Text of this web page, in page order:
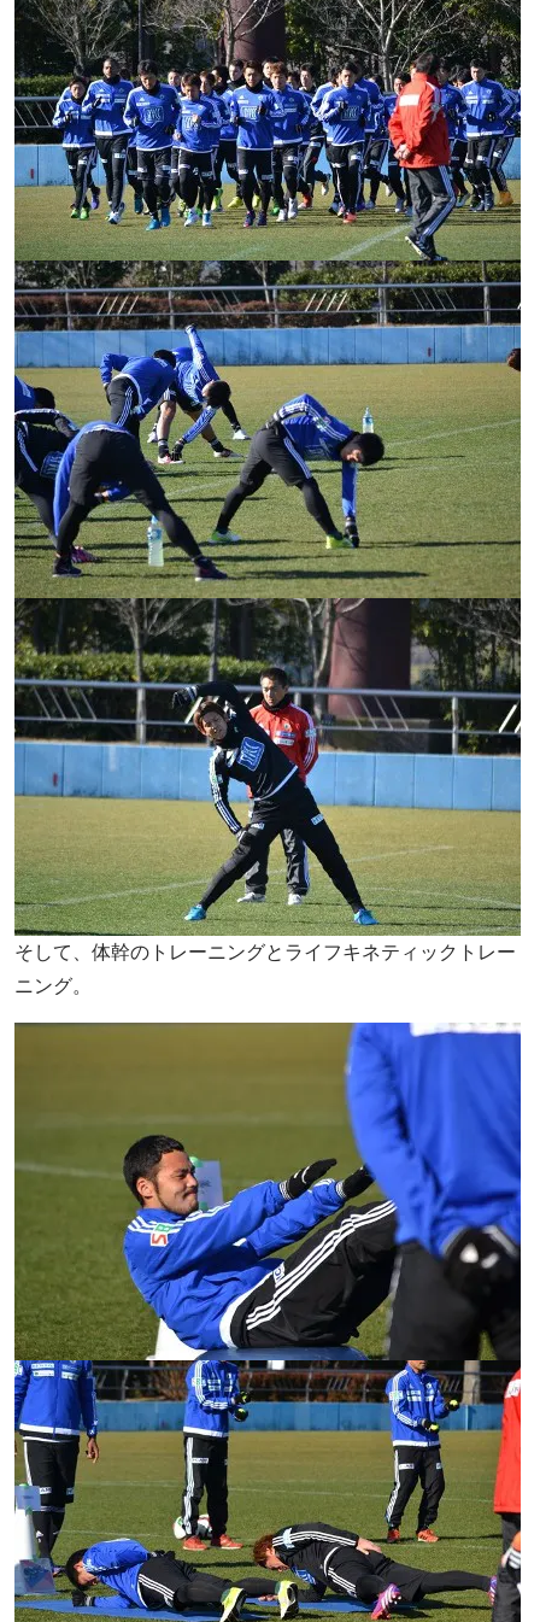
そして、体幹のトレーニングとライフキネティックトレー
ニング。